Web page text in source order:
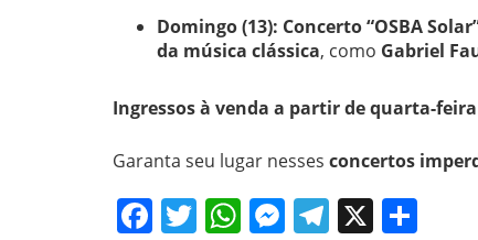
Domingo (13): Concerto “OSBA
da música clássica, como Gabriel
Ingressos à venda a partir de quarta-feira
Garanta seu lugar nesses concertos
Facebook
Twitter
WhatsApp
Messenger
Telegram
X